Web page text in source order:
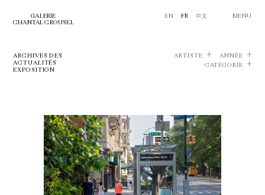
GALERIE
CHANTAL CROUSEL
EN FR 中文 MENU
ARCHIVES DES
ACTUALITÉS
EXPOSITION
ARTISTE
ANNÉE
CATÉGORIE